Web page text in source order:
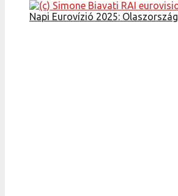
Napi Eurovízió 2025: Olaszország